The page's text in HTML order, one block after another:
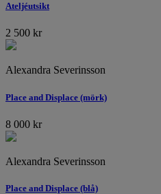
Ateljéutsikt
2 500 kr
Alexandra Severinsson
Place and Displace (mörk)
8 000 kr
Alexandra Severinsson
Place and Displace (blå)